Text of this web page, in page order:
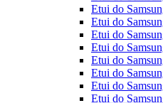
Etui do
Etui do
Etui do
Etui do
Etui do
Etui do
Etui do
Etui do